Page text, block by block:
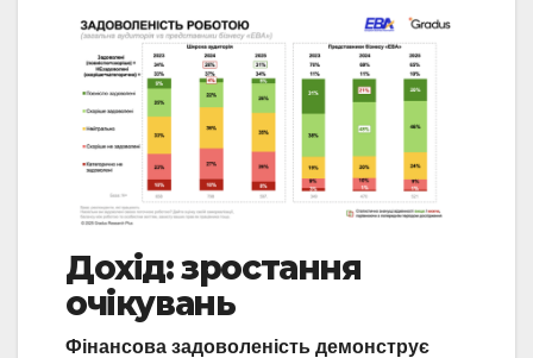
Дохід: зростання
очікувань
Фінансова задоволеність демонструє